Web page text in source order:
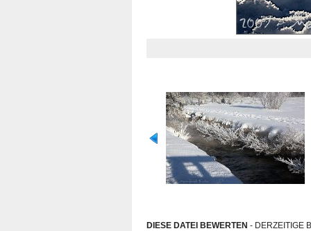
DIESE DATEI BEWERTEN - DERZEITIGE